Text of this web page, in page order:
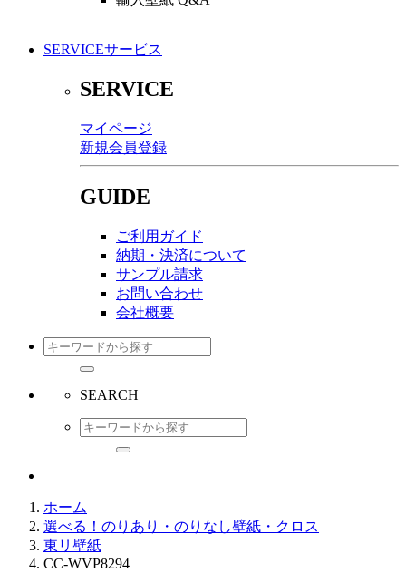
SERVICEサービス
SERVICE
マイページ
新規会員登録
GUIDE
ご利用ガイド
納期・決済について
サンプル請求
お問い合わせ
会社概要
SEARCH
ホーム
選べる！のりあり・のりなし壁紙・クロス
東リ壁紙
CC-WVP8294